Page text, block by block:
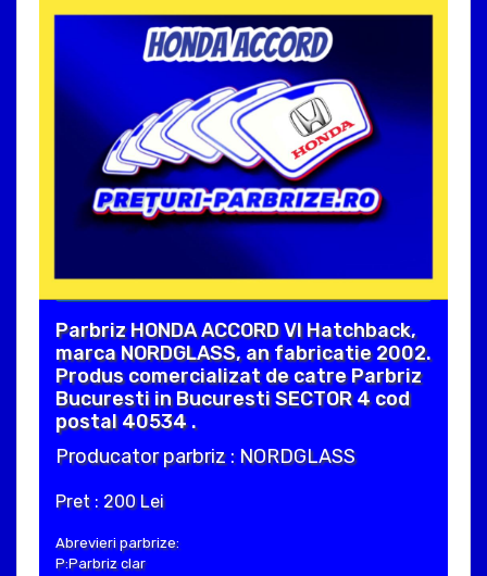
Parbriz HONDA ACCORD VI Hatchback,
marca NORDGLASS, an fabricatie 2002.
Produs comercializat de catre Parbriz
Bucuresti in Bucuresti SECTOR 4 cod
postal 40534 .
Producator parbriz : NORDGLASS
Pret : 200 Lei
Abrevieri parbrize:
P:Parbriz clar